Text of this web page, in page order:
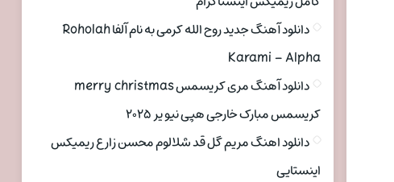
دانلود آهنگ جدید روح الله کرمی به نام آلفا Roholah
Karami – Alpha
دانلود آهنگ مری کریسمس merry christmas
کریسمس مبارک خارجی هپی نیو یر ۲۰۲۵
دانلود اهنگ مریم گل قد شلالوم محسن زارع ریمیکس
اینستایی